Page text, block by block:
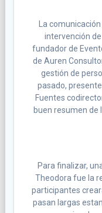
La
intervención
fundador de
de Auren
gestión de
pasado,
Fuentes
buen resumen de
Para finalizar,
Theodora fue la
participantes
pasan largas